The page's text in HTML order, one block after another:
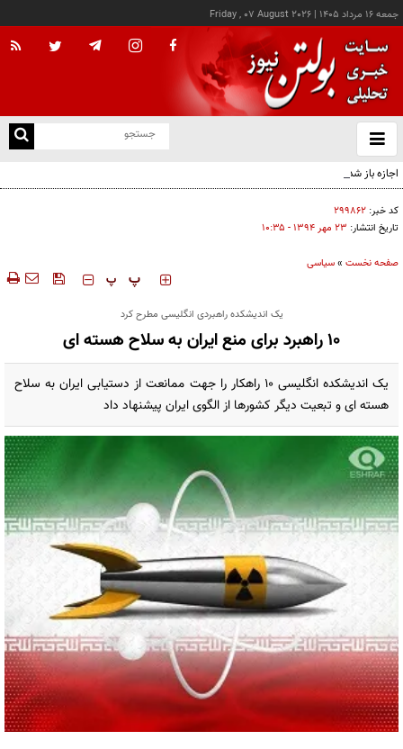
جمعه ۱۶ مرداد ۱۴۰۵ |
Friday , 07 August 2026
باز
و
اجازه باز شدن مسیر دوم در تنگه هرمز را نخواهیم داد
کد خبر: ۲۹۹۸۶۲
تاریخ انتشار: ۲۳ مهر ۱۳۹۴ - ۱۰:۳۵
صفحه نخست »سیاسی
‍‍‍ پ پ
یک اندیشکده راهبردی انگلیسی مطرح کرد
۱۰ راهبرد برای منع ایران به سلاح هسته ای
یک اندیشکده انگلیسی ۱۰ راهکار را جهت ممانعت از دستیابی ایران به سلاح
هسته ای و تبعیت دیگر کشورها از الگوی ایران پیشنهاد داد